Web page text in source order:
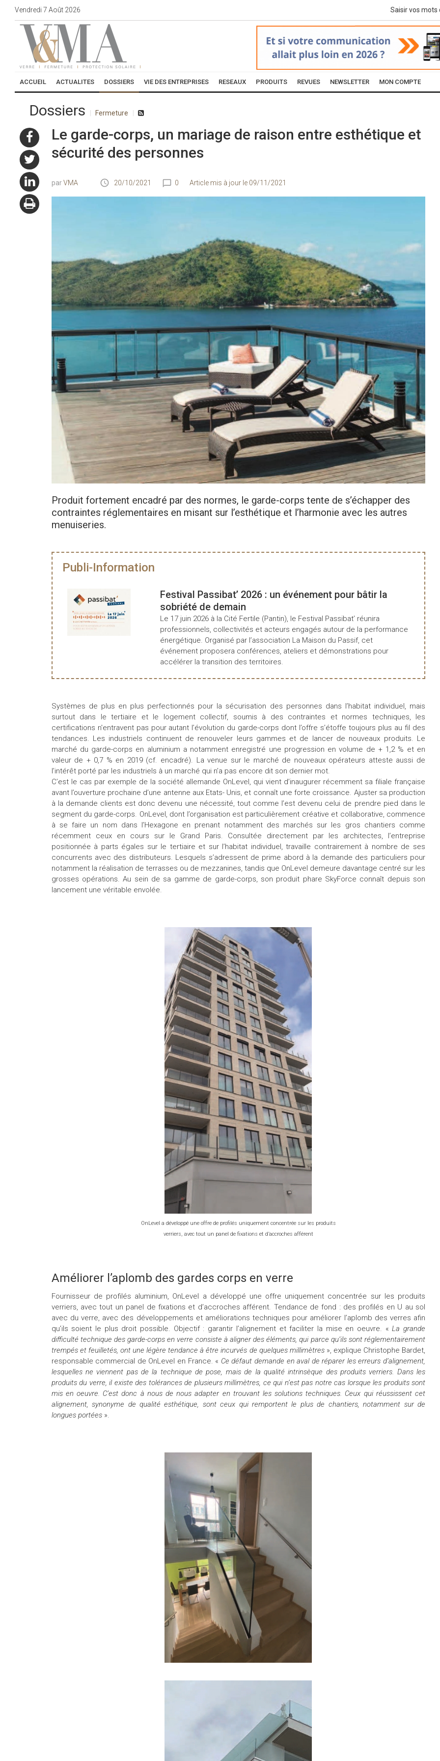
Vendredi 7 Août 2026
ACCUEIL ACTUALITES DOSSIERS VIE DES ENTREPRISES RESEAUX PRODUITS REVUES NEWSLETTER MON COMPTE
Dossiers Fermeture
Le garde-corps, un mariage de raison entre esthétique et
sécurité des personnes
VMA 20/10/2021 0 Article mis à jour le 09/11/2021
Produit fortement encadré par des normes, le garde-corps tente de s’échapper des
contraintes réglementaires en misant sur l’esthétique et l’harmonie avec les autres
menuiseries.
Publi-Information
Festival Passibat’ 2026 : un événement pour bâtir la
sobriété de demain
Le 17 juin 2026 à la Cité Fertile (Pantin), le Festival Passibat’ réunira
professionnels, collectivités et acteurs engagés autour de la performance
énergétique. Organisé par l’association La Maison du Passif, cet
événement proposera conférences, ateliers et démonstrations pour
accélérer la transition des territoires.
Systèmes de plus en plus perfectionnés pour la sécurisation des personnes dans l’habitat individuel, mais
surtout dans le tertiaire et le logement collectif, soumis à des contraintes et normes techniques, les
certifications n'entravent pas pour autant l’évolution du garde-corps dont l’offre s’étoffe toujours plus au fil des
tendances. Les industriels continuent de renouveler leurs gammes et de lancer de nouveaux produits. Le
marché du garde-corps en aluminium a notamment enregistré une progression en volume de + 1,2 % et en
valeur de + 0,7 % en 2019 (cf. encadré). La venue sur le marché de nouveaux opérateurs atteste aussi de
l’intérêt porté par les industriels à un marché qui n’a pas encore dit son dernier mot.
C’est le cas par exemple de la société allemande OnLevel, qui vient d’inaugurer récemment sa filiale française
avant l’ouverture prochaine d’une antenne aux Etats- Unis, et connaît une forte croissance. Ajuster sa production
à la demande clients est donc devenu une nécessité, tout comme l’est devenu celui de prendre pied dans le
segment du garde-corps. OnLevel, dont l’organisation est particulièrement créative et collaborative, commence
à se faire un nom dans l’Hexagone en prenant notamment des marchés sur les gros chantiers comme
récemment ceux en cours sur le Grand Paris. Consultée directement par les architectes, l’entreprise
positionnée à parts égales sur le tertiaire et sur l’habitat individuel, travaille contrairement à nombre de ses
concurrents avec des distributeurs. Lesquels s’adressent de prime abord à la demande des particuliers pour
notamment la réalisation de terrasses ou de mezzanines, tandis que OnLevel demeure davantage centré sur les
grosses opérations. Au sein de sa gamme de garde-corps, son produit phare SkyForce connaît depuis son
lancement une véritable envolée.
OnLevel a développé une offre de profilés uniquement concentrée sur les produits
verriers, avec tout un panel de fixations et d’accroches afférent
Améliorer l’aplomb des gardes corps en verre
Fournisseur de profilés aluminium, OnLevel a développé une offre uniquement concentrée sur les produits
verriers, avec tout un panel de fixations et d’accroches afférent. Tendance de fond : des profilés en U au sol
avec du verre, avec des développements et améliorations techniques pour améliorer l’aplomb des verres afin
qu’ils soient le plus droit possible. Objectif : garantir l’alignement et faciliter la mise en oeuvre. «La grande
difficulté technique des garde-corps en verre consiste à aligner des éléments, qui parce qu’ils sont réglementairement
trempés et feuilletés, ont une légère tendance à être incurvés de quelques millimètres», explique Christophe Bardet,
responsable commercial de OnLevel en France. « Ce défaut demande en aval de réparer les erreurs d’alignement,
lesquelles ne viennent pas de la technique de pose, mais de la qualité intrinsèque des produits verriers. Dans les
produits du verre, il existe des tolérances de plusieurs millimètres, ce qui n’est pas notre cas lorsque les produits sont
mis en oeuvre. C’est donc à nous de nous adapter en trouvant les solutions techniques. Ceux qui réussissent cet
alignement, synonyme de qualité esthétique, sont ceux qui remportent le plus de chantiers, notamment sur de
longues portées».